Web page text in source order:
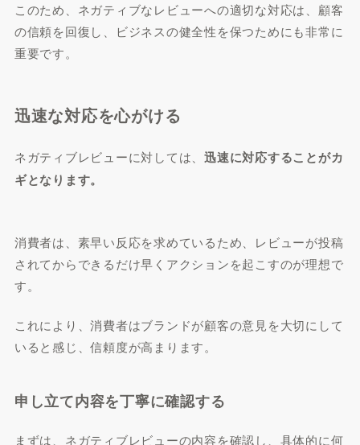
このため、ネガティブなレビューへの適切な対応は、顧客
の信頼を回復し、ビジネスの健全性を保つためにも非常に
重要です。
迅速な対応を心がける
ネガティブレビューに対しては、迅速に対応することがカ
ギとなります。
消費者は、素早い反応を求めているため、レビューが投稿
されてからできるだけ早くアクションを起こすのが理想で
す。
これにより、消費者はブランドが顧客の意見を大切にして
いると感じ、信頼度が高まります。
申し立て内容を丁寧に確認する
まずは、ネガティブレビューの内容を確認し、具体的に何